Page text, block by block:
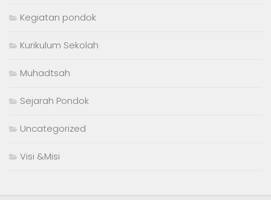
Kegiatan pondok
Kurikulum Sekolah
Muhadtsah
Sejarah Pondok
Uncategorized
Visi &Misi